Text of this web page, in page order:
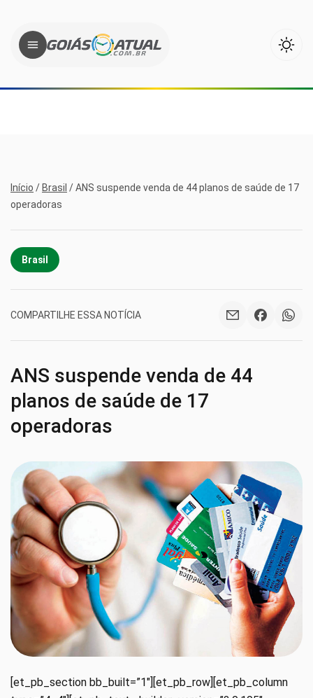
Início / Brasil /ANS suspende venda de 44 planos de saúde de 17
operadoras
Brasil
COMPARTILHE ESSA NOTÍCIA
ANS suspende venda de 44
planos de saúde de 17
operadoras
[et_pb_section bb_built=”1″][et_pb_row][et_pb_column